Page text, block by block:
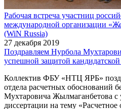
Рабочая встреча участниц
международной организации
(WiN Russia)
27 декабря 2019
Поздравляем Нурбола
успешной защитой
Коллектив ФБУ «НТЦ ЯРБ»
отдела расчетных обоснований
Мухтаровича Жылмаганбетова
диссертации на тему